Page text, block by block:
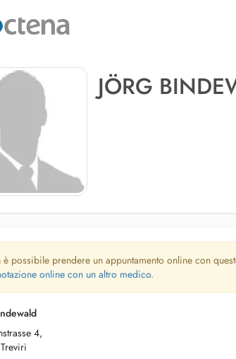
JÖRG
è possibile prendere un appuntamento online con
online con un altro medico.
4,